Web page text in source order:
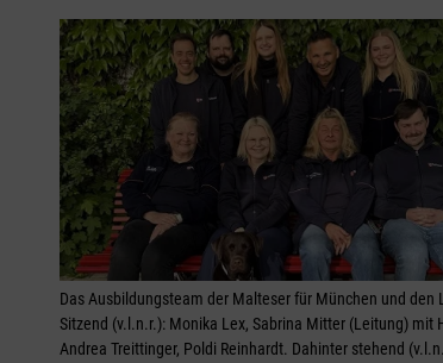
Das Ausbildungsteam der Malteser für München und den
Sitzend (v.l.n.r.): Monika Lex, Sabrina Mitter (Leitung) mit
Andrea Treittinger, Poldi Reinhardt. Dahinter stehend